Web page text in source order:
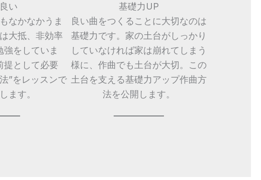
い
なかなかうま
大抵、非効率
強をしていま
提として必要
”をレッスンで
ます。
基礎力UP
良い曲をつくることに大切なのは
基礎力です。家の土台がしっかり
していなければ家は崩れてしまう
様に、作曲でも土台が大切。この
土台を支える基礎力アップ作曲方
法を公開します。